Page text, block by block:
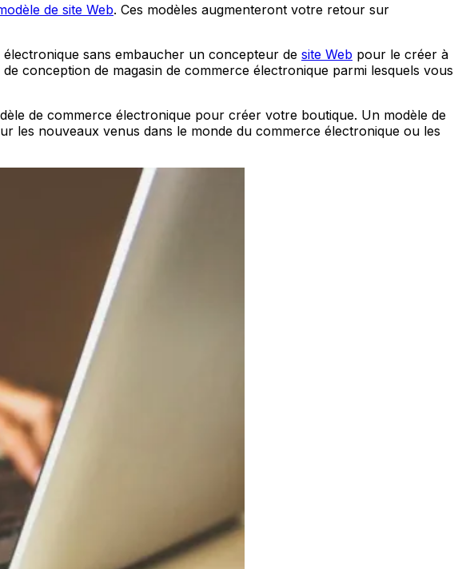
de site Web. Ces modèles augmenteront votre retour sur
sans embaucher un concepteur de site Web pour le créer à
conception de magasin de commerce électronique parmi lesquels vous
de commerce électronique pour créer votre boutique. Un modèle de
les nouveaux venus dans le monde du commerce électronique ou les